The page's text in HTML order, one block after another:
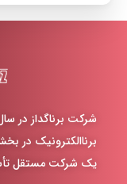
برناالکترونیک در
یک شرکت مستقل